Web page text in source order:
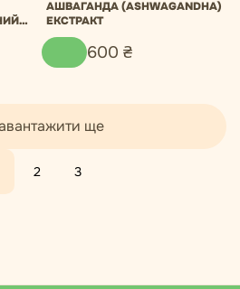
АШВАГАНДА (АSHWAGANDHA)
ЕКСТРАКТ
600 ₴
2 3
ще